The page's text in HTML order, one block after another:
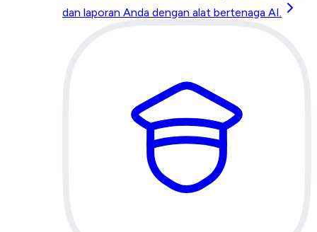
dan laporan Anda dengan alat bertenaga AI.